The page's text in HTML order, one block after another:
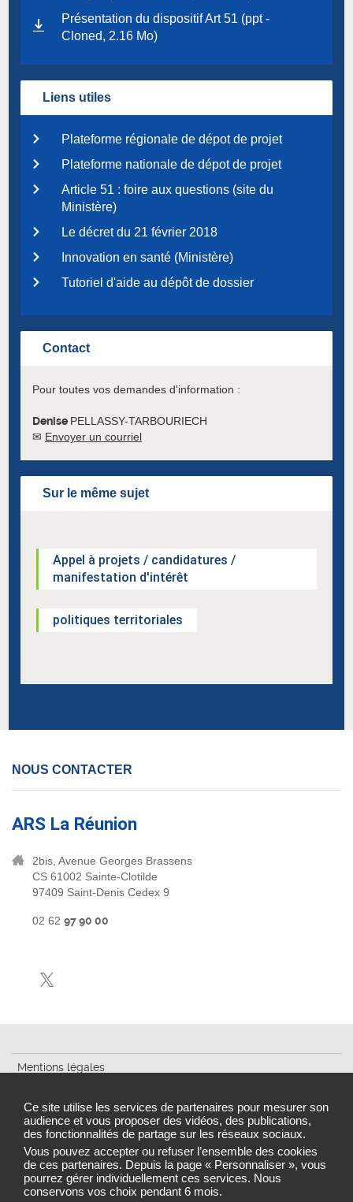
Ce site utilise les services de partenaires pour mesurer son
audience et vous proposer des vidéos, des publications,
des fonctionnalités de partage sur les réseaux sociaux.
Vous pouvez accepter ou refuser l’ensemble des cookies
de ces partenaires. Depuis la page « Personnaliser », vous
pourrez gérer individuellement ces services. Nous
conservons vos choix pendant 6 mois.
Présentation du dispositif Art 51 (ppt -
Cloned, 2.16 Mo)
Liens utiles
Plateforme régionale de dépot de projet
Plateforme nationale de dépot de projet
Article 51 : foire aux questions (site du
Ministère)
Le décret du 21 février 2018
Innovation en santé (Ministère)
Tutoriel d'aide au dépôt de dossier
Contact
Pour toutes vos demandes d'information :
Denise PELLASSY-TARBOURIECH
✉ Envoyer un courriel
Sur le même sujet
Appel à projets / candidatures /
manifestation d'intérêt
politiques territoriales
NOUS CONTACTER
ARS La Réunion
2bis, Avenue Georges Brassens
CS 61002 Sainte-Clotilde
97409 Saint-Denis Cedex 9
02 62 97 90 00
Mentions légales
Accessibilité : partiellement conforme
Gestion des cookies